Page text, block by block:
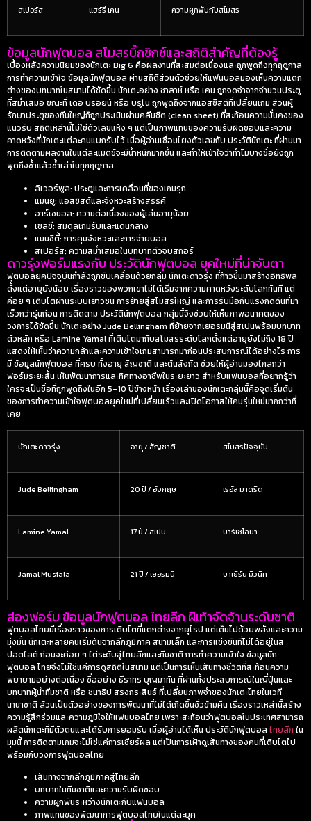
สเปอร์ส แฮร์รี เคน ความผูกพันกับสโมสร
ข้อมูลนักฟุตบอล สโมสรบิ๊กซิกซ์และสถิติสำคัญที่ต้องรู้
เบื้องหลังความนิยมของนักเตะ Big 6 คือผลงานที่สะสมต่อเนื่องและถูกพูดถึงทุกฤดูกาล
การทำความเข้าใจ ข้อมูลนักฟุตบอล ผ่านสถิติส่วนตัวช่วยให้แฟนบอลมองเห็นความแตก
ต่างของบทบาทในสนามได้ชัดขึ้น นักเตะอย่าง ซาลาห์ หรือ เคน ถูกจดจำจากจำนวนประตู
ที่สม่ำเสมอ ขณะที่ เดอ บรอยน์ หรือ บรูโน ถูกพูดถึงจากแอสซิสต์ที่เปลี่ยนเกม ส่วนผู้
รักษาประตูของทีมใหญ่ก็ถูกประเมินผ่านคลีนชีต (clean sheet) ที่สะท้อนความมั่นคงของ
แนวรับ สถิติเหล่านี้ไม่ใช่ตัวเลขแห้ง ๆ แต่เป็นภาพแทนของความรับผิดชอบและความ
คาดหวังที่นักเตะแต่ละคนแบกรับไว้ เมื่อผู้อ่านเชื่อมโยงตัวเลขกับ ประวัตินักเตะที่ผ่านมา
การติดตามผลงานในแต่ละแมตช์จะมีน้ำหนักมากขึ้น และทำให้เข้าใจว่าทำไมบางชื่อยังถูก
พูดถึงซ้ำแล้วซ้ำเล่าในทุกฤดูกาล
ลิเวอร์พูล: ประตูและการเคลื่อนที่ของเกมรุก
แมนยู: แอสซิสต์และจังหวะสร้างสรรค์
อาร์เซนอล: ความต่อเนื่องของผู้เล่นอายุน้อย
เชลซี: สมดุลเกมรับและแดนกลาง
แมนซิตี้: การคุมจังหวะและการจ่ายบอล
สเปอร์ส: ความสม่ำเสมอในบทบาทตัวจบสกอร์
ดาวรุ่งฟอร์มแรงกับ ประวัตินักฟุตบอล ยุคใหม่ที่น่าจับตา
ฟุตบอลยุคปัจจุบันกำลังถูกขับเคลื่อนด้วยกลุ่ม นักเตะดาวรุ่ง ที่ก้าวขึ้นมาสร้างอิทธิพล
ตั้งแต่อายุยังน้อย เรื่องราวของพวกเขาไม่ได้เริ่มจากความคาดหวังระดับโลกทันที แต่
ค่อย ๆ เติบโตผ่านระบบเยาวชน การย้ายสู่สโมสรใหญ่ และการรับมือกับแรงกดดันที่มา
เร็วกว่ารุ่นก่อน การติดตาม ประวัตินักฟุตบอล กลุ่มนี้จึงช่วยให้เห็นภาพอนาคตของ
วงการได้ชัดขึ้น นักเตะอย่าง Jude Bellingham ที่ย้ายจากเยอรมนีสู่สเปนพร้อมบทบาท
ตัวหลัก หรือ Lamine Yamal ที่เติบโตมากับสโมสรระดับโลกตั้งแต่อายุยังไม่ถึง 18 ปี
แสดงให้เห็นว่าความกล้าและความเข้าใจเกมสามารถมาก่อนประสบการณ์ได้อย่างไร การ
มีข้อมูลนักฟุตบอล ที่ครบ ทั้งอายุ สัญชาติ และต้นสังกัด ช่วยให้ผู้อ่านมองไกลกว่า
ฟอร์มระยะสั้น เห็นพัฒนาการและทิศทางอาชีพในระยะยาว สำหรับแฟนบอลที่อยากรู้ว่า
ใครจะเป็นชื่อที่ถูกพูดถึงในอีก 5–10 ปีข้างหน้า เรื่องเล่าของนักเตะกลุ่มนี้คือจุดเริ่มต้น
ของการทำความเข้าใจฟุตบอลยุคใหม่ที่เปลี่ยนเร็วและเปิดโอกาสให้คนรุ่นใหม่มากกว่าที่
เคย
นักเตะดาวรุ่ง อายุ / สัญชาติ สโมสรปัจจุบัน
Jude Bellingham 20 ปี / อังกฤษ เรอัล มาดริด
Lamine Yamal 17 ปี / สเปน บาร์เซโลนา
Jamal Musiala 21 ปี / เยอรมนี บาเยิร์น มิวนิค
ส่องฟอร์ม ข้อมูลนักฟุตบอล ไทยลีก ฝีเท้าจัดจ้านระดับชาติ
ฟุตบอลไทยมีเรื่องราวของการเติบโตที่แตกต่างจากยุโรป แต่เต็มไปด้วยพลังและความ
มุ่งมั่น นักเตะหลายคนเริ่มต้นจากลีกภูมิภาค สนามเล็ก และการแข่งขันที่ไม่ได้อยู่ในส
ปอตไลต์ ก่อนจะค่อย ๆ ไต่ระดับสู่ไทยลีกและทีมชาติ การทำความเข้าใจ ข้อมูลนัก
ฟุตบอล ไทยจึงไม่ใช่แค่การดูสถิติในสนาม แต่เป็นการเห็นเส้นทางชีวิตที่สะท้อนความ
พยายามอย่างต่อเนื่อง ชื่ออย่าง ธีราทร บุญมาทัน ที่ผ่านทั้งประสบการณ์ในญี่ปุ่นและ
บทบาทผู้นำทีมชาติ หรือ ชนาธิป สรงกระสินธ์ ที่เปลี่ยนภาพจำของนักเตะไทยในเวที
นานาชาติ ล้วนเป็นตัวอย่างของการพัฒนาที่ไม่ได้เกิดขึ้นชั่วข้ามคืน เรื่องราวเหล่านี้สร้าง
ความรู้สึกร่วมและความภูมิใจให้แฟนบอลไทย เพราะสะท้อนว่าฟุตบอลในประเทศสามารถ
ผลิตนักเตะที่มีตัวตนและได้รับการยอมรับ เมื่อผู้อ่านได้เห็น ประวัตินักฟุตบอล ไทยลีก ใน
มุมนี้ การติดตามเกมจะไม่ใช่แค่การเชียร์ผล แต่เป็นการเฝ้าดูเส้นทางของคนที่เติบโตไป
พร้อมกับวงการฟุตบอลไทย
เส้นทางจากลีกภูมิภาคสู่ไทยลีก
บทบาทในทีมชาติและความรับผิดชอบ
ความผูกพันระหว่างนักเตะกับแฟนบอล
ภาพแทนของพัฒนาการฟุตบอลไทยในแต่ละยุค